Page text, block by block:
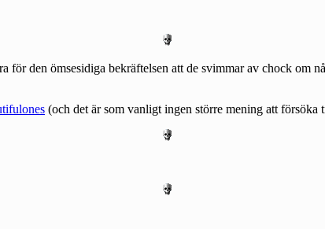
för den ömsesidiga bekräftelsen att de svimmar av chock om
(och det är som vanligt ingen större mening att